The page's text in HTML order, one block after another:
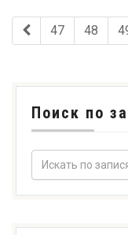
47 48
Поиск по